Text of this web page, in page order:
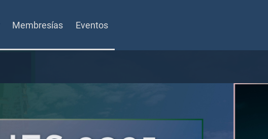
Membresías Eventos